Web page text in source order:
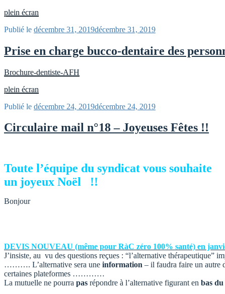
plein écran
Publié le décembre 31, 2019décembre 31, 2019
Prise en charge bucco-dentaire des
Brochure-dentiste-AFH
plein écran
Publié le décembre 24, 2019décembre 24, 2019
Circulaire mail n°18 – Joyeuses Fêtes !!
Toute l’équipe du syndicat vous souhaite
un joyeux Noël !!
Bonjour
DEVIS NOUVEAU (même pour RàC zéro 100% santé) en
J’insiste, au vu des questions reçues : “l’alternative thérapeutique”
………. L’alternative sera une information – il faudra faire un autre
certaines plateformes …………
La mutuelle ne pourra pas répondre à l’alternative figurant en bas du